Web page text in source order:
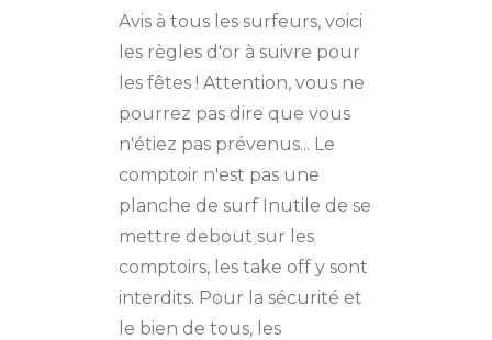
Avis à tous les surfeurs, voici
les règles d'or à suivre pour
les fêtes ! Attention, vous ne
pourrez pas dire que vous
n'étiez pas prévenus... Le
comptoir n'est pas une
planche de surf Inutile de se
mettre debout sur les
comptoirs, les take off y sont
interdits. Pour la sécurité et
le bien de tous, les